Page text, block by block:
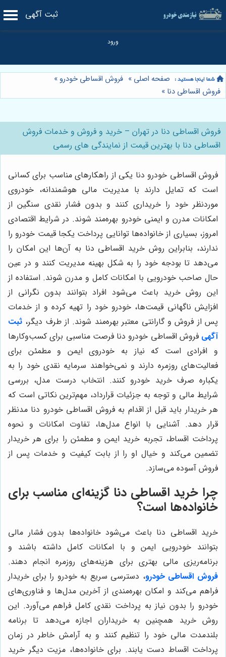
ثبت آگهی
صفحه اصلی » فروش اقساطی خودرو »
فروش اقساطی دنا »
فروش اقساطی دنا در تهران – خرید و فروش و خدمات فروش
اقساطی دنا با بهترین قیمت از نمایندگی های رسمی
فروش اقساطی خودرو دنا یکی از راهکارهای مناسب برای کسانی
است که تمایل دارند با مدیریت مالی هوشمندانه، خودروی
موردنظر خود را خریداری کنند و بدون فشار نقدی سنگین از
امکانات مدرن و ایمنی خودرو بهره‌مند شوند. در شرایط اقتصادی
امروز، بسیاری از خانواده‌ها توانایی پرداخت یکجا قیمت خودرو را
ندارند، بنابراین روش خرید اقساطی دنا به آن‌ها این امکان را
می‌دهد تا بودجه خود را به شکل بهینه مدیریت کنند و در عین
حال صاحب خودرویی با امکانات کامل و مدرن شوند. استفاده از
این روش خرید باعث می‌شود افراد بتوانند بدون نگرانی از
افزایش ناگهانی قیمت‌ها، خودرو خود را تهیه کرده و از خدمات
پس از فروش و گارانتی معتبر بهره‌مند شوند. از طرف دیگر، ثبت
آگهی فروش اقساطی خودرو دنا فرصت مناسبی برای کسب‌وکارها
و افرادی است که نیاز به خودروی ایمن و مطمئن برای
فعالیت‌های روزمره دارند و نمی‌خواهند سرمایه نقدی خود را به
یکباره صرف خرید خودرو کنند. انتخاب درست مدل، بررسی
شرایط مالی و توجه به جزئیات قرارداد، مهم‌ترین نکاتی است که
هر خریدار باید قبل از اقدام به فروش اقساطی خودرو دنا مدنظر
قرار دهد. آشنایی با انواع مدل‌ها، تفاوت امکانات و نحوه
پرداخت اقساط، تجربه خرید ایمن و مطمئن را برای هر خریدار
تضمین می‌کند و خیال او را از بابت کیفیت و خدمات پس از
فروش آسوده می‌سازد.
چرا خرید اقساطی دنا گزینه‌ای مناسب برای
خانواده‌ها است؟
خرید اقساطی دنا باعث می‌شود خانواده‌ها بدون فشار مالی
بتوانند خودرویی ایمن و با امکانات کامل داشته باشند و
برنامه‌ریزی مالی بهتری برای هزینه‌های روزمره انجام دهند.
فروش اقساطی خودرو، دسترسی سریع به خودرو را برای خریدار
فراهم می‌کند و امکان بهره‌مندی از آخرین مدل‌ها و فناوری‌های
خودرو را بدون نیاز به پرداخت نقدی کامل فراهم می‌آورد. این
روش خرید همچنین به خریداران اجازه می‌دهد تا برنامه
بلندمدت مالی خود را تنظیم کنند و به آرامش خاطر در زمان
پرداخت اقساط دست یابند. برای خانواده‌ها، مزیت دیگر خرید